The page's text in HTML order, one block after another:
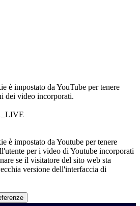
è impostato da YouTube per tenere
dei video incorporati.
è impostato da Youtube per tenere
per i video di Youtube incorporati
se il visitatore del sito web sta
versione dell'interfaccia di